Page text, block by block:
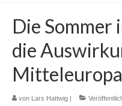
Die Sommer
die
Mitteleuropa
von Lars Hattwig|